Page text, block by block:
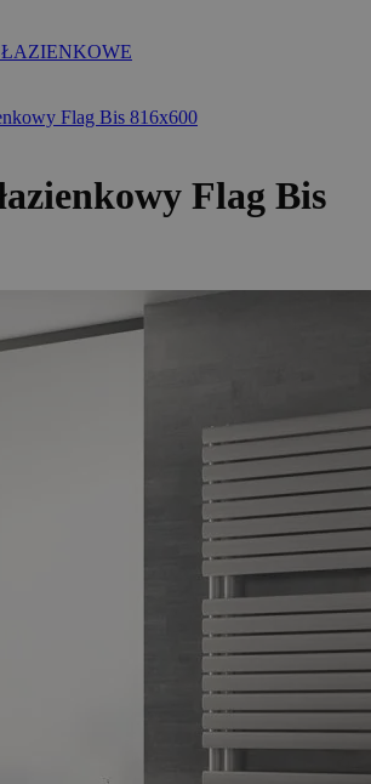
Flag Bis 816x600
Flag Bis